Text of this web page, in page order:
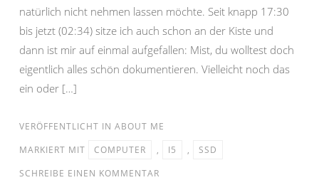
natürlich nicht nehmen lassen möchte. Seit knapp 17:30
bis jetzt (02:34) sitze ich auch schon an der Kiste und
dann ist mir auf einmal aufgefallen: Mist, du wolltest doch
eigentlich alles schön dokumentieren. Vielleicht noch das
ein oder […]
VERÖFFENTLICHT IN ABOUT ME
MARKIERT MIT
COMPUTER , I5 ,
SSD
SCHREIBE EINEN KOMMENTAR